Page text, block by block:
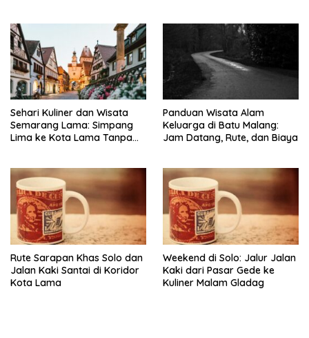
Sehari Kuliner dan Wisata
Semarang Lama: Simpang
Lima ke Kota Lama Tanpa
Panduan Wisata Alam
Keluarga di Batu Malang:
Jam Datang, Rute, dan Biaya
Rute Sarapan Khas Solo dan
Jalan Kaki Santai di Koridor
Kota Lama
Weekend di Solo: Jalur Jalan
Kaki dari Pasar Gede ke
Kuliner Malam Gladag